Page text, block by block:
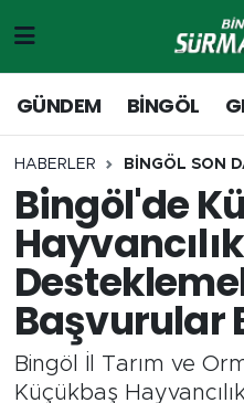
GÜNDEM BİNGÖL
HABERLER BİNGÖL SON
Bingöl'de
Hayvancılık
Başvurular
Bingöl İl Tarım ve
Küçükbaş
Genç
Solhan
Karlıova
Adaklı-Kiğı
Yayladere-Yedisu
Merkez Hava
Merkez Trafik
Süper Lig Puan
Tüm Manşetler
Son Dakika